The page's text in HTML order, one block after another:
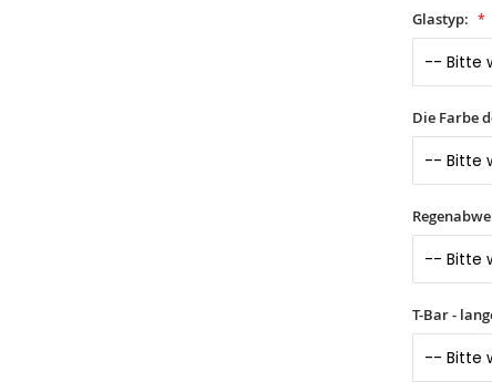
Glastyp:
Die Farbe
T-Bar -